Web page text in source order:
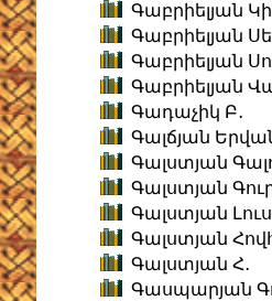
Գաբրիելյան
Գաբրիելյան
Գաբրիելյան
Գաբրիելյան
Գադաչիկ Բ․
Գալճյան
Գալստյան
Գալստյան
Գալստյան
Գալստյան
Գալստյան Հ․
Գասպարյան